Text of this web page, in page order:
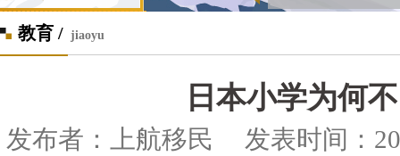
教育 / jiaoyu
日本小学为何
发布者：上航移民 发表时间：